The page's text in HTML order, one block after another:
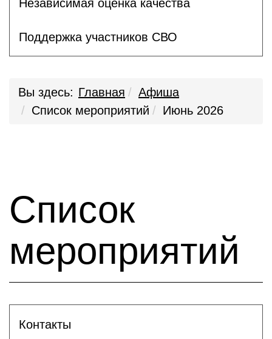
Независимая оценка качества
Поддержка участников СВО
Вы здесь: Главная
Афиша
Список мероприятий
Июнь 2026
Список
мероприятий
Контакты